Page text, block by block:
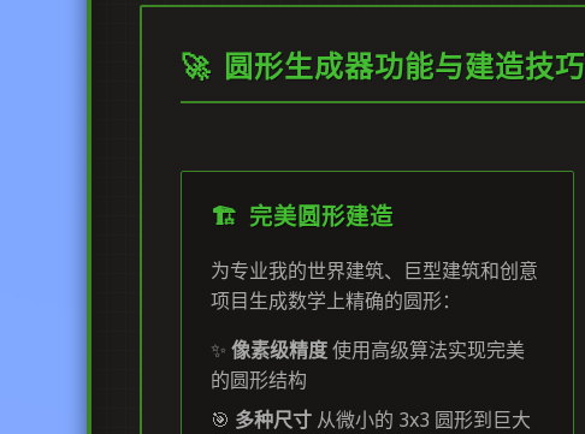
🚀 圆形生成器功能与建造技巧
🏗️ 完美圆形建造
为专业我的世界建筑、巨型建筑和创意
项目生成数学上精确的圆形：
✨ 像素级精度使用高级算法实现完美
的圆形结构
🎯 多种尺寸 从微小的 3x3 圆形到巨大